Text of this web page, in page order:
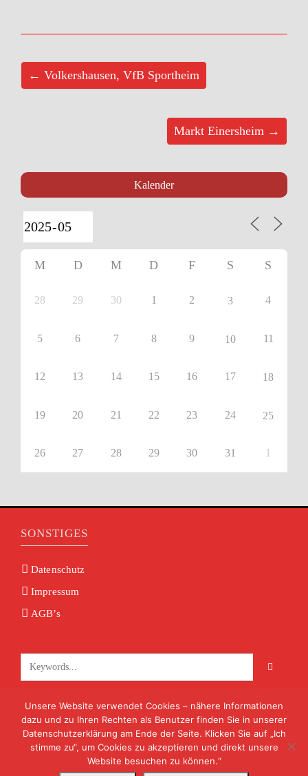
← Volkershausen, VfB Sportheim
Markt Einersheim →
Kalender
M D M D F S S
28 29 30 1 2 3 4
5 6 7 8 9 10 11
12 13 14 15 16 17 18
19 20 21 22 23 24 25
26 27 28 29 30 31 1
SONSTIGES
Datenschutz
Impressum
AGB’s
KONTAKT
info@volksmusik-unterfranken.de
Unsere Website verwendet Cookies – nähere Informationen
dazu und zu Ihren Rechten als Benutzer finden Sie in unserer
Datenschutzerklärung am Ende der Seite. Klicken Sie auf „Ich
stimme zu“, um Cookies zu akzeptieren und direkt unsere
Website besuchen zu können.“